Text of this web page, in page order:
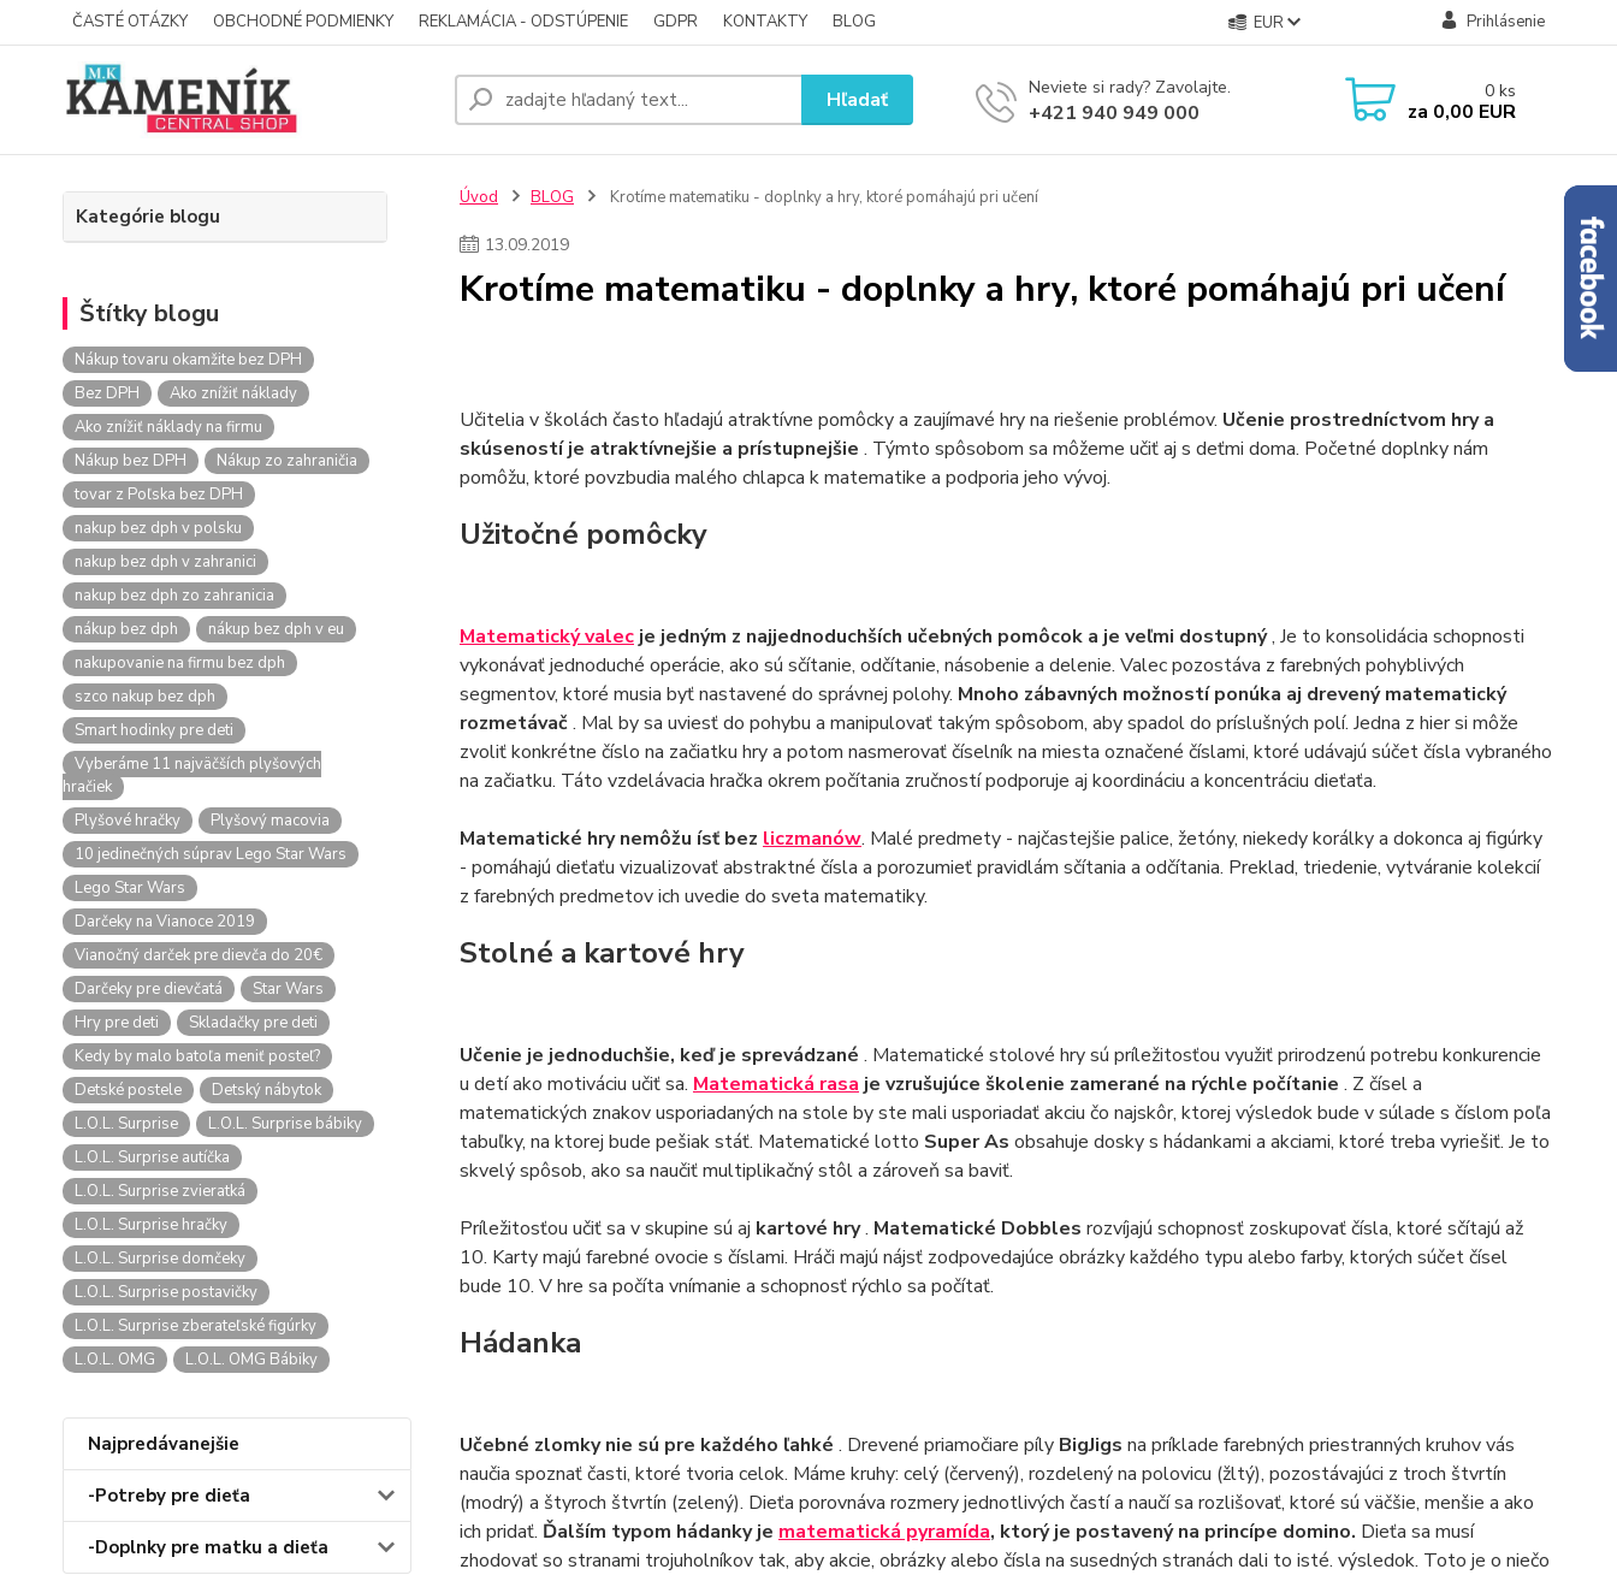
ČASTÉ OTÁZKY OBCHODNÉ PODMIENKY REKLAMÁCIA - ODSTÚPENIE GDPR KONTAKTY BLOG EUR Prihlásenie
Hľadať Neviete si rady? Zavolajte.
+421 940 949 000
0 ks
za 0,00 EUR
Kategórie blogu
Štítky blogu
Nákup tovaru okamžite bez DPH
Bez DPH
Ako znížiť náklady
Ako znížiť náklady na firmu
Nákup bez DPH
Nákup zo zahraničia
tovar z Poľska bez DPH
nakup bez dph v polsku
nakup bez dph v zahranici
nakup bez dph zo zahranicia
nákup bez dph
nákup bez dph v eu
nakupovanie na firmu bez dph
szco nakup bez dph
Smart hodinky pre deti
Vyberáme 11 najväčších plyšových
hračiek
Plyšové hračky
Plyšový macovia
10 jedinečných súprav Lego Star Wars
Lego Star Wars
Darčeky na Vianoce 2019
Vianočný darček pre dievča do 20€
Darčeky pre dievčatá
Star Wars
Hry pre deti
Skladačky pre deti
Kedy by malo batoľa meniť posteľ?
Detské postele
Detský nábytok
L.O.L. Surprise
L.O.L. Surprise bábiky
L.O.L. Surprise autíčka
L.O.L. Surprise zvieratká
L.O.L. Surprise hračky
L.O.L. Surprise domčeky
L.O.L. Surprise postavičky
L.O.L. Surprise zberateľské figúrky
L.O.L. OMG
L.O.L. OMG Bábiky
Najpredávanejšie
-Potreby pre dieťa
-Doplnky pre matku a dieťa
Úvod BLOG Krotíme matematiku - doplnky a hry, ktoré pomáhajú pri učení
13.09.2019
Krotíme matematiku - doplnky a hry, ktoré pomáhajú pri učení
Učitelia v školách často hľadajú atraktívne pomôcky a zaujímavé hry na riešenie problémov. Učenie prostredníctvom hry a
skúseností je atraktívnejšie a prístupnejšie . Týmto spôsobom sa môžeme učiť aj s deťmi doma. Početné doplnky nám
pomôžu, ktoré povzbudia malého chlapca k matematike a podporia jeho vývoj.
Užitočné pomôcky
Matematický valecje jedným z najjednoduchších učebných pomôcok a je veľmi dostupný, Je to konsolidácia schopnosti
vykonávať jednoduché operácie, ako sú sčítanie, odčítanie, násobenie a delenie. Valec pozostáva z farebných pohyblivých
segmentov, ktoré musia byť nastavené do správnej polohy. Mnoho zábavných možností ponúka aj drevený matematický
rozmetávač. Mal by sa uviesť do pohybu a manipulovať takým spôsobom, aby spadol do príslušných polí. Jedna z hier si môže
zvoliť konkrétne číslo na začiatku hry a potom nasmerovať číselník na miesta označené číslami, ktoré udávajú súčet čísla vybraného
na začiatku. Táto vzdelávacia hračka okrem počítania zručností podporuje aj koordináciu a koncentráciu dieťaťa.
Matematické hry nemôžu ísť bez liczmanów. Malé predmety - najčastejšie palice, žetóny, niekedy korálky a dokonca aj figúrky
- pomáhajú dieťaťu vizualizovať abstraktné čísla a porozumieť pravidlám sčítania a odčítania. Preklad, triedenie, vytváranie kolekcií
z farebných predmetov ich uvedie do sveta matematiky.
Stolné a kartové hry
Učenie je jednoduchšie, keď je sprevádzané . Matematické stolové hry sú príležitosťou využiť prirodzenú potrebu konkurencie
u detí ako motiváciu učiť sa. Matematická rasa je vzrušujúce školenie zamerané na rýchle počítanie . Z čísel a
matematických znakov usporiadaných na stole by ste mali usporiadať akciu čo najskôr, ktorej výsledok bude v súlade s číslom poľa
tabuľky, na ktorej bude pešiak stáť. Matematické lotto Super As obsahuje dosky s hádankami a akciami, ktoré treba vyriešiť. Je to
skvelý spôsob, ako sa naučiť multiplikačný stôl a zároveň sa baviť.
Príležitosťou učiť sa v skupine sú aj kartové hry. Matematické Dobbles rozvíjajú schopnosť zoskupovať čísla, ktoré sčítajú až
10. Karty majú farebné ovocie s číslami. Hráči majú nájsť zodpovedajúce obrázky každého typu alebo farby, ktorých súčet čísel
bude 10. V hre sa počíta vnímanie a schopnosť rýchlo sa počítať.
Hádanka
Učebné zlomky nie sú pre každého ľahké . Drevené priamočiare píly BigJigs na príklade farebných priestranných kruhov vás
naučia spoznať časti, ktoré tvoria celok. Máme kruhy: celý (červený), rozdelený na polovicu (žltý), pozostávajúci z troch štvrtín
(modrý) a štyroch štvrtín (zelený). Dieťa porovnáva rozmery jednotlivých častí a naučí sa rozlišovať, ktoré sú väčšie, menšie a ako
ich pridať. Ďalším typom hádanky je matematická pyramída, ktorý je postavený na princípe domino. Dieťa sa musí
zhodovať so stranami trojuholníkov tak, aby akcie, obrázky alebo čísla na susedných stranách dali to isté. výsledok. Toto je o niečo